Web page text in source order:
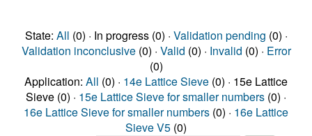
State: All (0) · In progress (0) · Validation pending (0) ·
Validation inconclusive(0) · Valid (0) · Invalid (0) · Error
(0)
Application: All (0) · 14e Lattice Sieve (0) · 15e Lattice
Sieve (0) · 15e Lattice Sieve for smaller numbers (0) ·
16e Lattice Sieve for smaller numbers (0) · 16e Lattice
Sieve V5 (0)